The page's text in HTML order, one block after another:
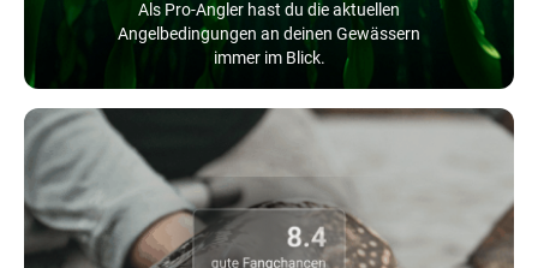
Als Pro-Angler hast du die aktuellen
Angelbedingungen an deinen Gewässern
immer im Blick.